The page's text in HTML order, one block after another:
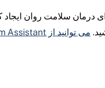
درمان سلامت روان